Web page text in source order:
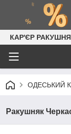
КАР'ЄР
ОДЕСЬКИЙ
Ракушняк